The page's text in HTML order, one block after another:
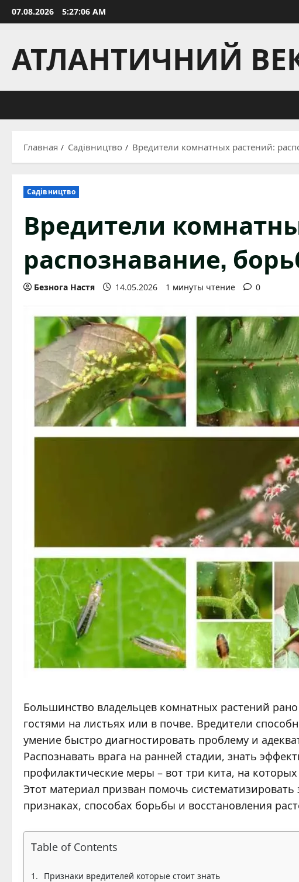
Перейти
к
07.08.2026 5:27:08 AM
АТЛАНТИЧНИЙ
Главная Садівництво Вредители комнатных растений:
Садівництво
Вредители
распознавание,
Безнога Настя 14.05.2026 1 минуты чтение 0
Большинство владельцев комнатных растений
гостями на листьях или в почве. Вредители
умение быстро диагностировать проблему и
Распознавать врага на ранней стадии, знать
профилактические меры – вот три кита, на
Этот материал призван помочь
признаках, способах борьбы и восстановления
Table of Contents
Признаки вредителей которые стоит знать